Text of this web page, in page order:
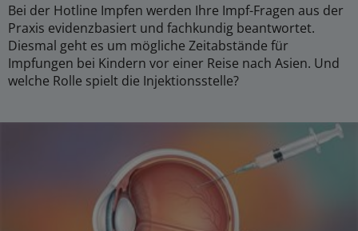
Bei der Hotline Impfen werden Ihre Impf-Fragen aus der
Praxis evidenzbasiert und fachkundig beantwortet.
Diesmal geht es um mögliche Zeitabstände für
Impfungen bei Kindern vor einer Reise nach Asien. Und
welche Rolle spielt die Injektionsstelle?